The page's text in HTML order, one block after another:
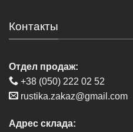
Контакты
Отдел продаж:
+38 (050) 222 02 52
rustika.zakaz@gmail.com
Адрес склада: